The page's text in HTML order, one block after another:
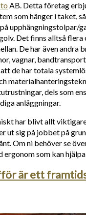
AB. Detta företag
som hänger i taket,
upphängningstolpar/
Det finns alltså
De har även andra
vagnar,
de har totala
dels som
anläggningar.
har blivt allt
ut sig på jobbet på
Om ni behöver se
ergonom som kan hjälpa
är ett